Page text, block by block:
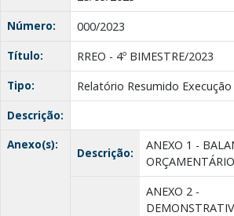
Número:
000/2023
Título:
RREO - 4º BIMESTRE/2023
Tipo:
Relatório Resumido
Descrição:
Anexo(s):
Descrição:
ANEXO 1 -
ORÇAMENTÁRIO
ANEXO 2 -